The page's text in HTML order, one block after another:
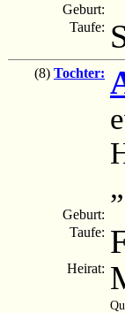
Geburt:
Taufe:
(8) Tochter:
Geburt:
Taufe:
Heirat: